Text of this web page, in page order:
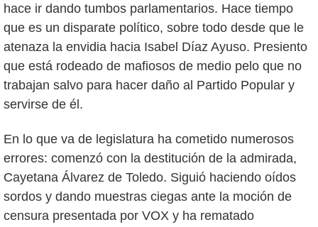
hace ir dando tumbos parlamentarios. Hace tiempo
que es un disparate político, sobre todo desde que le
atenaza la envidia hacia Isabel Díaz Ayuso. Presiento
que está rodeado de mafiosos de medio pelo que no
trabajan salvo para hacer daño al Partido Popular y
servirse de él.
En lo que va de legislatura ha cometido numerosos
errores: comenzó con la destitución de la admirada,
Cayetana Álvarez de Toledo. Siguió haciendo oídos
sordos y dando muestras ciegas ante la moción de
censura presentada por VOX y ha rematado